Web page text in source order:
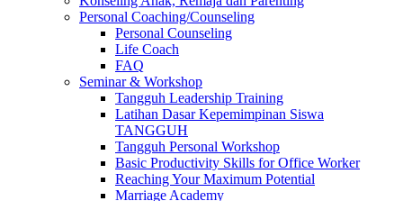
Personal Coaching/Counseling
Personal Counseling
Life Coach
FAQ
Seminar & Workshop
Tangguh Leadership Training
Latihan Dasar Kepemimpinan Siswa
TANGGUH
Tangguh Personal Workshop
Basic Productivity Skills for Office Worker
Reaching Your Maximum Potential
Marriage Academy